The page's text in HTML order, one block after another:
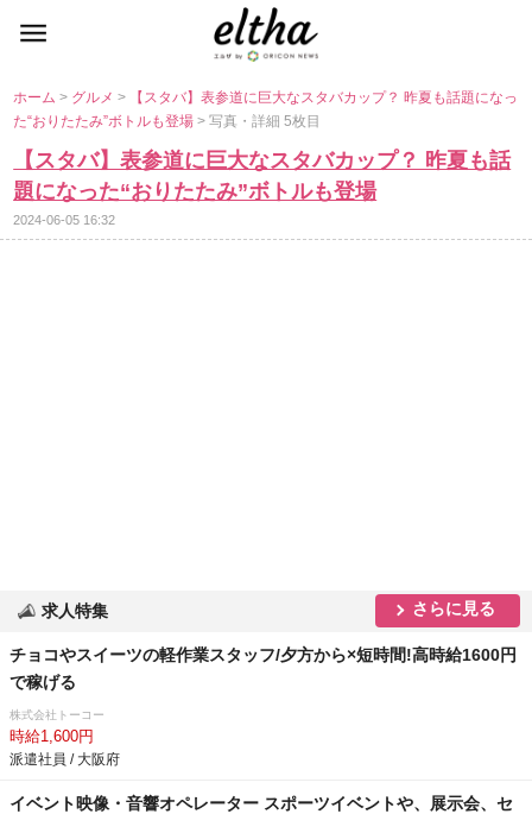
ホーム> グルメ>
【スタバ】表参道に巨大なスタバカップ？ 昨夏も話題になっ
た“おりたたみ”ボトルも登場> 写真・詳細 5枚目
【スタバ】表参道に巨大なスタバカップ？ 昨夏も話
題になった“おりたたみ”ボトルも登場
2024-06-05 16:32
求人特集 さらに見る
チョコやスイーツの軽作業スタッフ/夕方から×短時間!高時給1600円
で稼げる
株式会社トーコー
時給1,600円
派遣社員 / 大阪府
イベント映像・音響オペレーター スポーツイベントや、展示会、セ